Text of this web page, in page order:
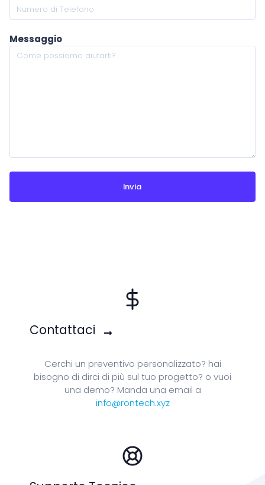
Messaggio
Contattaci
Cerchi un preventivo personalizzato? hai
bisogno di dirci di più sul tuo progetto? o vuoi
una demo? Manda una email a
info@rontech.xyz